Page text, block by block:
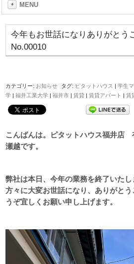
MENU
今年もお世話になりありがとう
No.00010
カテゴリー: お知らせ タグ: ピタットハウス |学生
学 |福井工業大学 |福井市 |賃貸 |賃貸アパート |賃
こんばんは。ピタットハウス福井店
瀬越です。
弊社は本日、今年の業務を終了いた
方々に大変お世話になり、ありがと
うぞ宜しくお願い申し上げます。